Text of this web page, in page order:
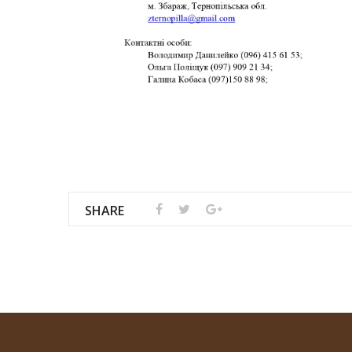
SHARE